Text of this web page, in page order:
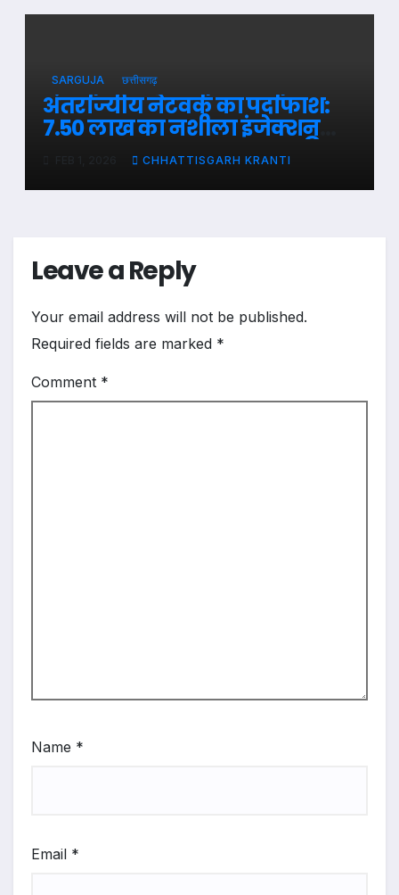
SARGUJA छत्तीसगढ़
अंतर्राज्यीय नेटवर्क का पर्दाफाश:
7.50 लाख का नशीला इंजेक्शन
पकड़ाया, कुख्यात सप्लायर सहित
धरे गए 5 तस्कर…CHHATTISGARH KRANTI
Leave a Reply
Your email address will not be published.
Required fields are marked *
Comment *
Name *
Email *